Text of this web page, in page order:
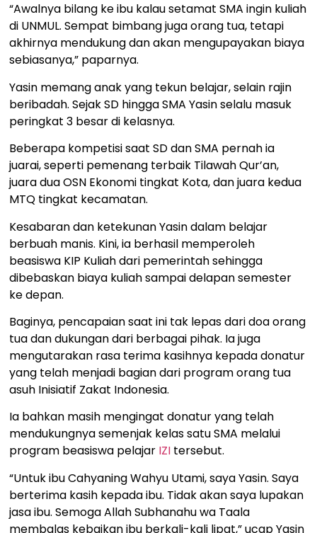
“Awalnya bilang ke ibu kalau setamat SMA ingin kuliah
di UNMUL. Sempat bimbang juga orang tua, tetapi
akhirnya mendukung dan akan mengupayakan biaya
sebiasanya,” paparnya.
Yasin memang anak yang tekun belajar, selain rajin
beribadah. Sejak SD hingga SMA Yasin selalu masuk
peringkat 3 besar di kelasnya.
Beberapa kompetisi saat SD dan SMA pernah ia
juarai, seperti pemenang terbaik Tilawah Qur’an,
juara dua OSN Ekonomi tingkat Kota, dan juara kedua
MTQ tingkat kecamatan.
Kesabaran dan ketekunan Yasin dalam belajar
berbuah manis. Kini, ia berhasil memperoleh
beasiswa KIP Kuliah dari pemerintah sehingga
dibebaskan biaya kuliah sampai delapan semester
ke depan.
Baginya, pencapaian saat ini tak lepas dari doa orang
tua dan dukungan dari berbagai pihak. Ia juga
mengutarakan rasa terima kasihnya kepada donatur
yang telah menjadi bagian dari program orang tua
asuh Inisiatif Zakat Indonesia.
Ia bahkan masih mengingat donatur yang telah
mendukungnya semenjak kelas satu SMA melalui
program beasiswa pelajar IZI tersebut.
“Untuk ibu Cahyaning Wahyu Utami, saya Yasin. Saya
berterima kasih kepada ibu. Tidak akan saya lupakan
jasa ibu. Semoga Allah Subhanahu wa Taala
membalas kebaikan ibu berkali-kali lipat,” ucap Yasin